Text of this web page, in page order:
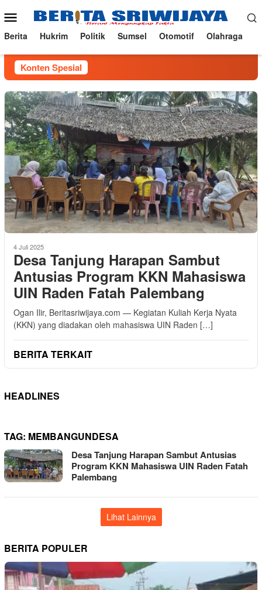
ke
konten
Menu
Mobile
Berita Hukrim Politik Sumsel Otomotif Olahraga
Konten Spesial
4 Juli 2025
Desa Tanjung Harapan Sambut
Antusias Program KKN Mahasiswa
UIN Raden Fatah Palembang
Ogan Ilir, Beritasriwijaya.com — Kegiatan Kuliah Kerja Nyata
(KKN) yang diadakan oleh mahasiswa UIN Raden […]
BERITA TERKAIT
HEADLINES
TAG: MEMBANGUNDESA
Desa Tanjung Harapan Sambut Antusias
Program KKN Mahasiswa UIN Raden Fatah
Palembang
Lihat Lainnya
BERITA POPULER